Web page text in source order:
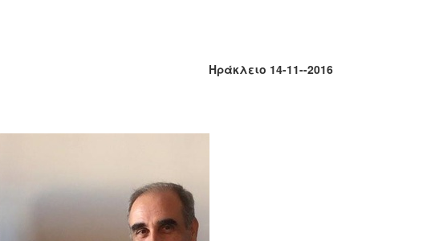
Ηράκλειο 14-11--2016